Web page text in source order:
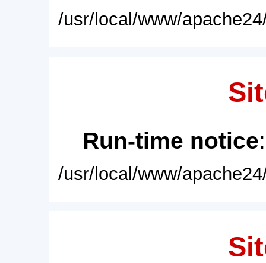
/usr/local/www/
Run-time notice
/usr/local/www/